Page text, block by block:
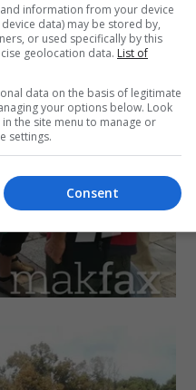
information from your device
data) may be stored by,
or used specifically by this
geolocation data. List of
data on the basis of legitimate
your options below. Look
the site menu to manage or
settings.
Consent